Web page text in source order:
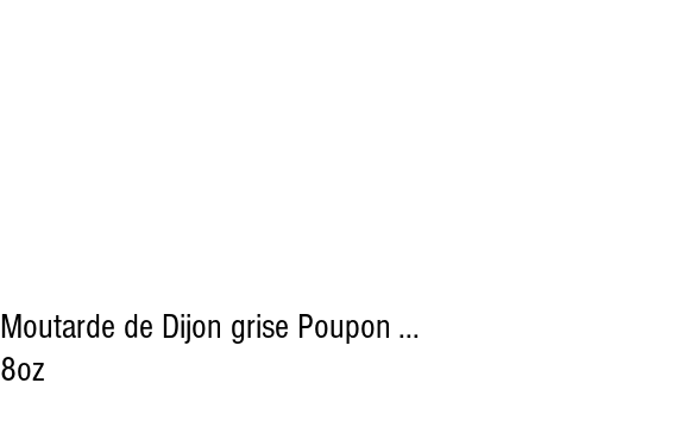
Moutarde de Dijon grise Poupon ...
8oz